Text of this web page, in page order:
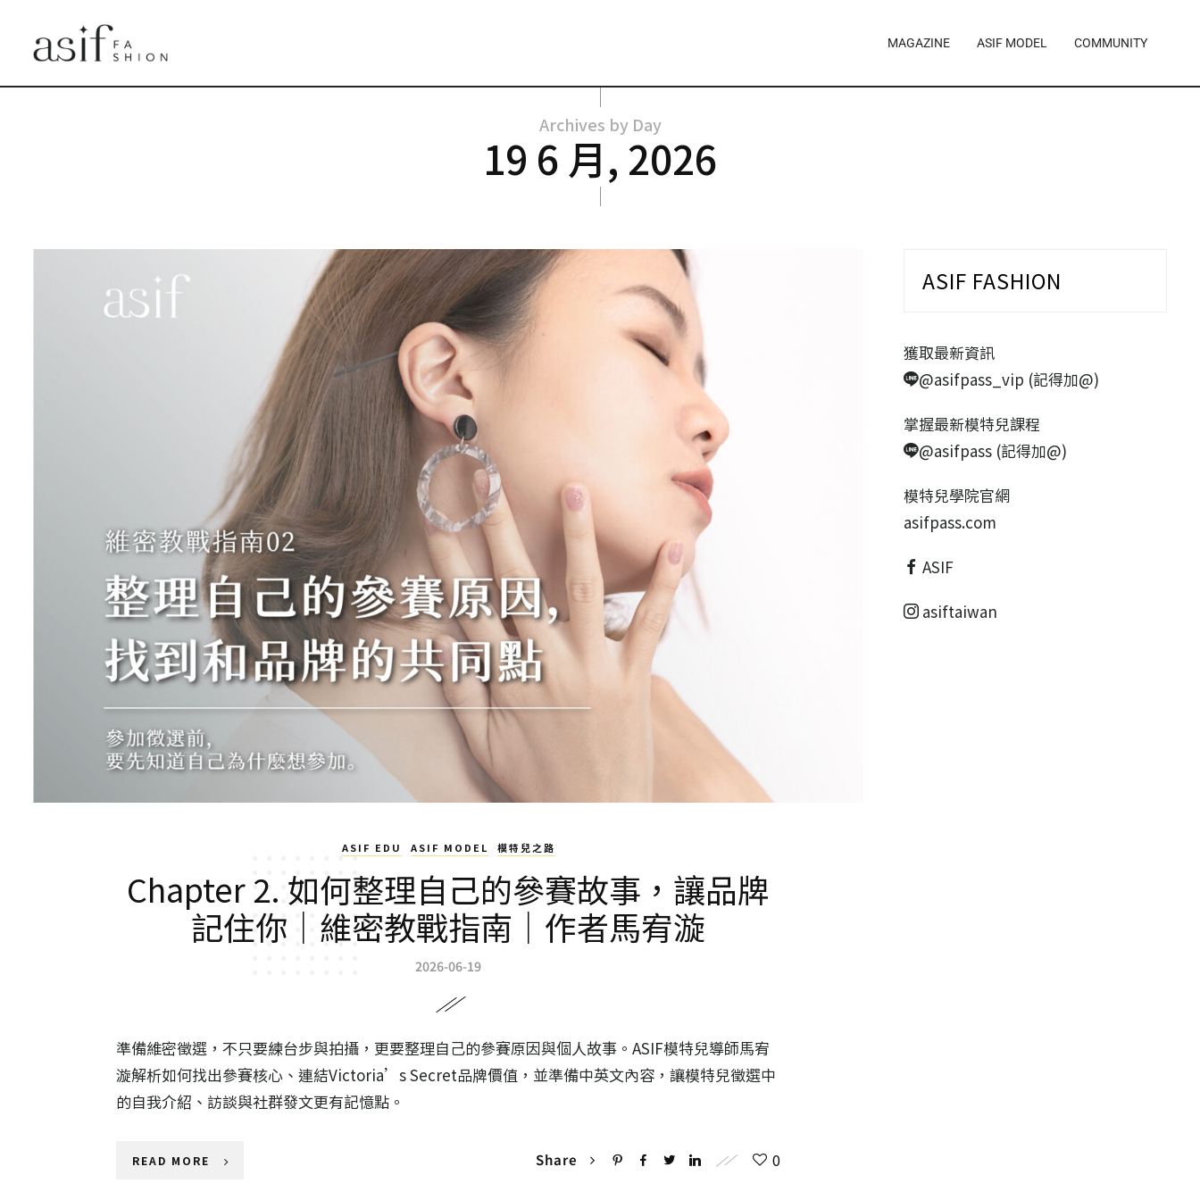
MAGAZINE ASIF MODEL COMMUNITY
Archives by Day
19 6 月, 2026
ASIF EDU ASIF MODEL 模特兒之路
Chapter 2. 如何整理自己的參賽故事，讓品牌
記住你｜維密教戰指南｜作者馬宥漩
2026-06-19
準備維密徵選，不只要練台步與拍攝，更要整理自己的參賽原因與個人故事。ASIF模特兒導師馬宥
漩解析如何找出參賽核心、連結Victoria’s Secret品牌價值，並準備中英文內容，讓模特兒徵選中
的自我介紹、訪談與社群發文更有記憶點。
READ MORE Share 0
ASIF FASHION
獲取最新資訊
@asifpass_vip (記得加@)
掌握最新模特兒課程
@asifpass (記得加@)
模特兒學院官網
asifpass.com
ASIF
asiftaiwan